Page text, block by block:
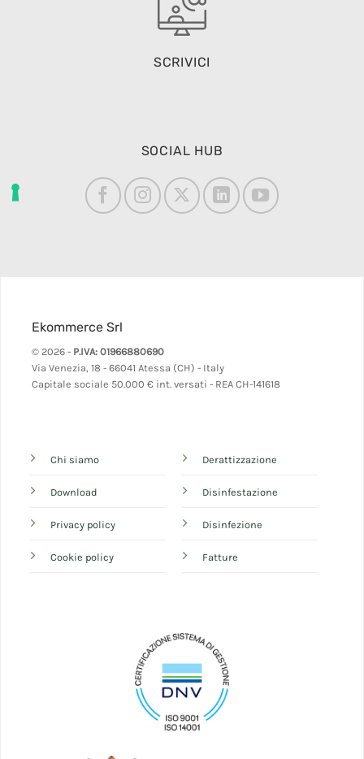
SCRIVICI
SOCIAL HUB
Ekommerce Srl
© 2026 - P.IVA: 01966880690
Via Venezia, 18 - 66041 Atessa (CH) - Italy
Capitale sociale 50.000 € int. versati - REA CH-141618
Chi siamo
Download
Privacy policy
Cookie policy
Derattizzazione
Disinfestazione
Disinfezione
Fatture